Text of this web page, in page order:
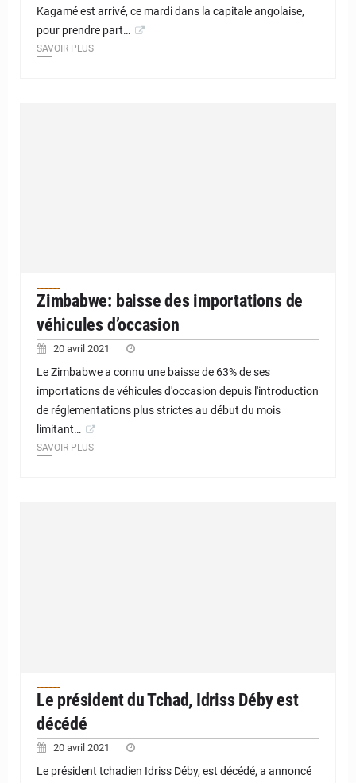
Kagamé est arrivé, ce mardi dans la capitale angolaise,
pour prendre part…
SAVOIR PLUS
Zimbabwe: baisse des importations de
véhicules d’occasion
20 avril 2021
Le Zimbabwe a connu une baisse de 63% de ses
importations de véhicules d'occasion depuis l'introduction
de réglementations plus strictes au début du mois
limitant…
SAVOIR PLUS
Le président du Tchad, Idriss Déby est
décédé
20 avril 2021
Le président tchadien Idriss Déby, est décédé, a annoncé